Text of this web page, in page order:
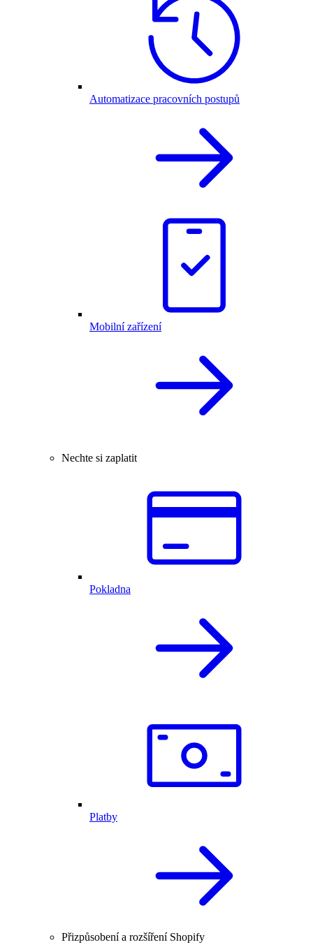
Automatizace pracovních postupů
Mobilní zařízení
Nechte si zaplatit
Pokladna
Platby
Přizpůsobení a rozšíření Shopify